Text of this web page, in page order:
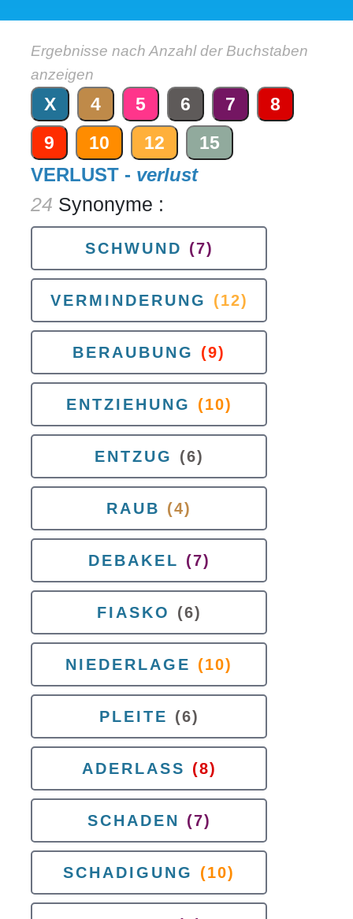
Ergebnisse nach Anzahl der Buchstaben
anzeigen
X 4 5 6 7
8
9
10 12 15
VERLUST - verlust
24 Synonyme :
SCHWUND (7)
VERMINDERUNG (12)
BERAUBUNG (9)
ENTZIEHUNG (10)
ENTZUG (6)
RAUB (4)
DEBAKEL (7)
FIASKO (6)
NIEDERLAGE (10)
PLEITE (6)
ADERLASS (8)
SCHADEN (7)
SCHADIGUNG (10)